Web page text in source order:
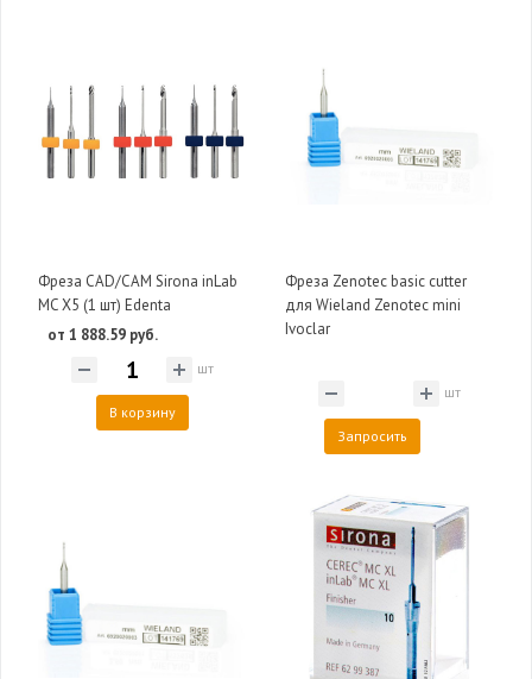
Фреза CAD/CAM Sirona inLab
MC X5 (1 шт) Edenta
от 1 888.59 руб.
шт
В корзину
Фреза Zenotec basic cutter
для Wieland Zenotec mini
Ivoclar
шт
Запросить